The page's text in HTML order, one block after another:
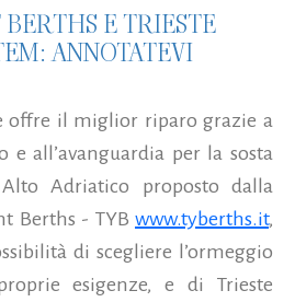
E TRIESTE
ANNOTATEVI
offre il miglior riparo grazie a
e all’avanguardia per la sosta
Adriatico proposto dalla
Berths - TYB www.tyberths.it,
di scegliere l’ormeggio
esigenze, e di Trieste